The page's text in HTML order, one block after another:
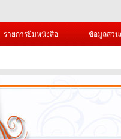
รายการยืมหนังสือ ข้อมูลส่ว